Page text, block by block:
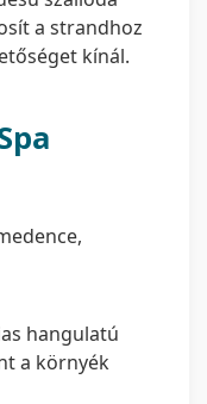
a strandhoz
kínál.
hangulatú
a környék